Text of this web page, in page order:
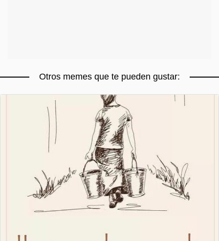
Otros memes que te pueden gustar: